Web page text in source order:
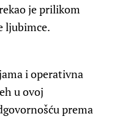
je prilikom
ljubimce.
i operativna
u ovoj
prema